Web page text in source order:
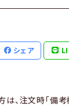
シェア
、注文時「備考